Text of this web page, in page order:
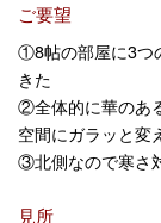
ご要望
①8帖の部屋に3つ
きた
②全体的に華のあ
空間にガラッと変
③北側なので寒さ
見所